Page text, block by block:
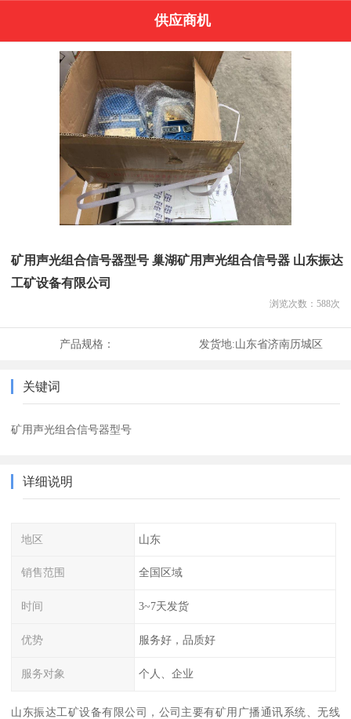
供应商机
矿用声光组合信号器型号 巢湖矿用声光组合信号器 山东振达
工矿设备有限公司
浏览次数： 588次
产品规格： 发货地:山东省济南历城区
关键词
矿用声光组合信号器型号
详细说明
地区 山东
销售范围 全国区域
时间 3~7天发货
优势 服务好，品质好
服务对象 个人、企业
山东振达工矿设备有限公司，公司主要有矿用广播通讯系统、无线